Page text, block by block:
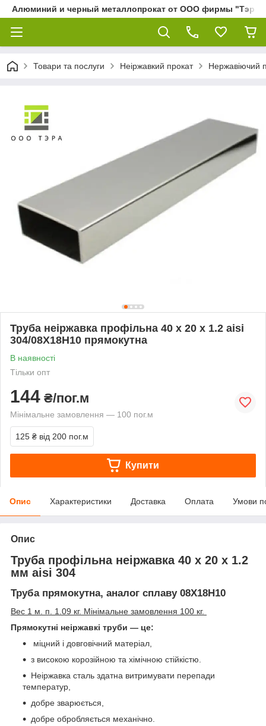
Алюминий и черный металлопрокат от ООО фирмы "Тэра"
Товари та послуги Неіржавкий прокат Нержавіючий
Труба неіржавка профільна 40 х 20 х 1.2 aisi
304/08Х18Н10 прямокутна
В наявності
Тільки опт
144 ₴/пог.м
Мінімальне замовлення — 100 пог.м
125 ₴ від 200 пог.м
Купити
Опис Характеристики Доставка Оплата Умови
Опис
Труба профільна неіржавка 40 х 20 х 1.2
мм aisi 304
Труба прямокутна, аналог сплаву 08Х18Н10
Вес 1 м. п. 1.09 кг. Мінімальне замовлення 100 кг.
Прямокутні неіржавкі труби — це:
міцний і довговічний матеріал,
з високою корозійною та хімічною стійкістю.
Неіржавка сталь здатна витримувати перепади
температур,
добре зварюється,
добре обробляється механічно.